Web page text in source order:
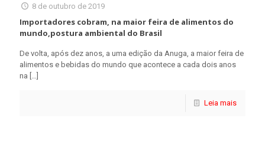
8 de outubro de 2019
Importadores cobram, na maior feira de alimentos do
mundo,postura ambiental do Brasil
De volta, após dez anos, a uma edição da Anuga, a maior feira de
alimentos e bebidas do mundo que acontece a cada dois anos
na […]
Leia mais